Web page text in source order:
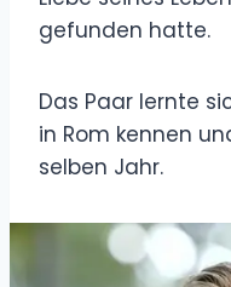
gefunden hatte.
Das Paar lernte
in Rom kennen
selben Jahr.